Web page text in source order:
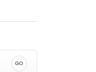
GO